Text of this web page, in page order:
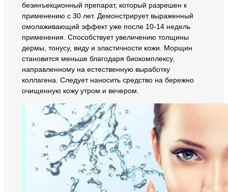
безинъекционный препарат, который разрешен к
применению с 30 лет. Демонстрирует выраженный
омолаживающий эффект уже после 10-14 недель
применения. Способствует увеличению толщины
дермы, тонусу, виду и эластичности кожи. Морщин
становится меньше благодаря биокомплексу,
направленному на естественную выработку
коллагена. Следует наносить средство на бережно
очищенную кожу утром и вечером.